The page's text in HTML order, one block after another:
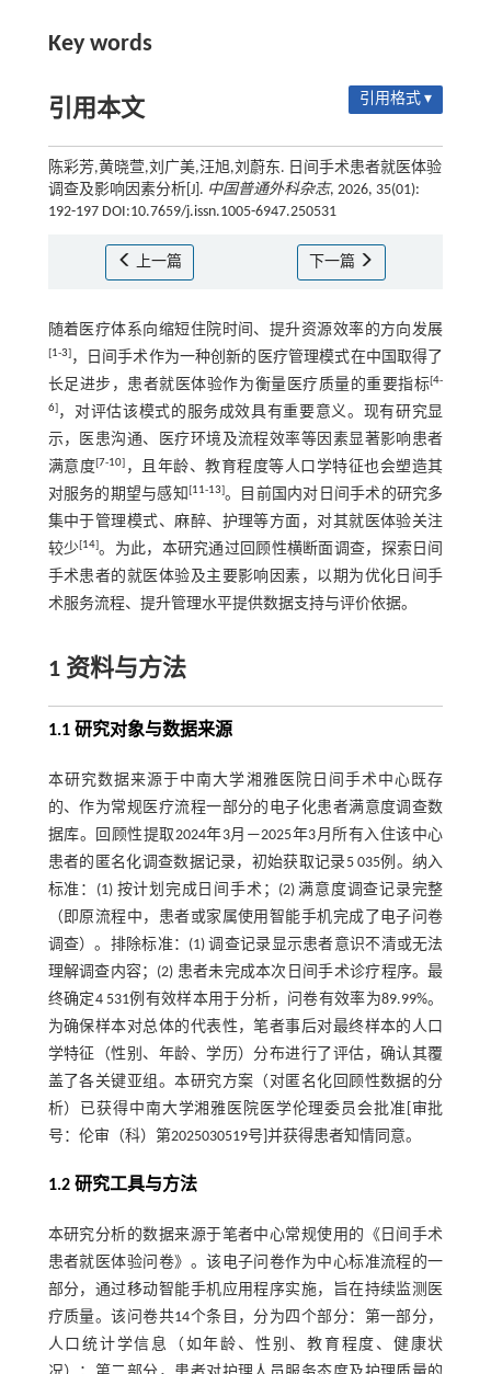
Key words
引用本文 引用格式 ▾
陈彩芳,黄晓萱,刘广美,汪旭,刘蔚东. 日间手术患者就医体验
调查及影响因素分析[J]. 中国普通外科杂志, 2026, 35(01):
192-197 DOI:10.7659/j.issn.1005-6947.250531
上一篇 下一篇
随着医疗体系向缩短住院时间、提升资源效率的方向发展
[1-3]，日间手术作为一种创新的医疗管理模式在中国取得了
长足进步，患者就医体验作为衡量医疗质量的重要指标[4-
6]，对评估该模式的服务成效具有重要意义。现有研究显
示，医患沟通、医疗环境及流程效率等因素显著影响患者
满意度[7-10] ，且年龄、教育程度等人口学特征也会塑造其
对服务的期望与感知 [11-13]。目前国内对日间手术的研究多
集中于管理模式、麻醉、护理等方面，对其就医体验关注
较少[14]。为此，本研究通过回顾性横断面调查，探索日间
手术患者的就医体验及主要影响因素，以期为优化日间手
术服务流程、提升管理水平提供数据支持与评价依据。
1 资料与方法
1.1 研究对象与数据来源
本研究数据来源于中南大学湘雅医院日间手术中心既存
的、作为常规医疗流程一部分的电子化患者满意度调查数
据库。回顾性提取2024年3月—2025年3月所有入住该中心
患者的匿名化调查数据记录，初始获取记录5 035例。纳入
标准：(1) 按计划完成日间手术；(2) 满意度调查记录完整
（即原流程中，患者或家属使用智能手机完成了电子问卷
调查）。排除标准：(1) 调查记录显示患者意识不清或无法
理解调查内容；(2) 患者未完成本次日间手术诊疗程序。最
终确定4 531例有效样本用于分析，问卷有效率为89.99%。
为确保样本对总体的代表性，笔者事后对最终样本的人口
学特征（性别、年龄、学历）分布进行了评估，确认其覆
盖了各关键亚组。本研究方案（对匿名化回顾性数据的分
析）已获得中南大学湘雅医院医学伦理委员会批准[审批
号：伦审（科）第2025030519号]并获得患者知情同意。
1.2 研究工具与方法
本研究分析的数据来源于笔者中心常规使用的《日间手术
患者就医体验问卷》。该电子问卷作为中心标准流程的一
部分，通过移动智能手机应用程序实施，旨在持续监测医
疗质量。该问卷共14个条目，分为四个部分：第一部分，
人口统计学信息（如年龄、性别、教育程度、健康状